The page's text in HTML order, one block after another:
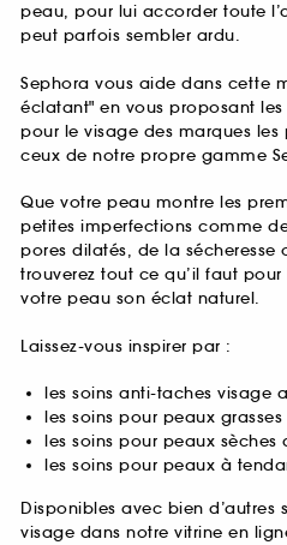
peau, pour lui accorder toute
peut parfois sembler ardu.
Sephora vous aide dans cette
éclatant" en vous proposant
pour le visage des marques les
ceux de notre propre gamme
Que votre peau montre les
petites imperfections comme
pores dilatés, de la sécheresse
trouverez tout ce qu’il faut
votre peau son éclat naturel.
Laissez-vous inspirer par :
les soins anti-taches visage
les soins pour peaux grasses
les soins pour peaux sèches
les soins pour peaux à
Disponibles avec bien
visage dans notre vitrine en